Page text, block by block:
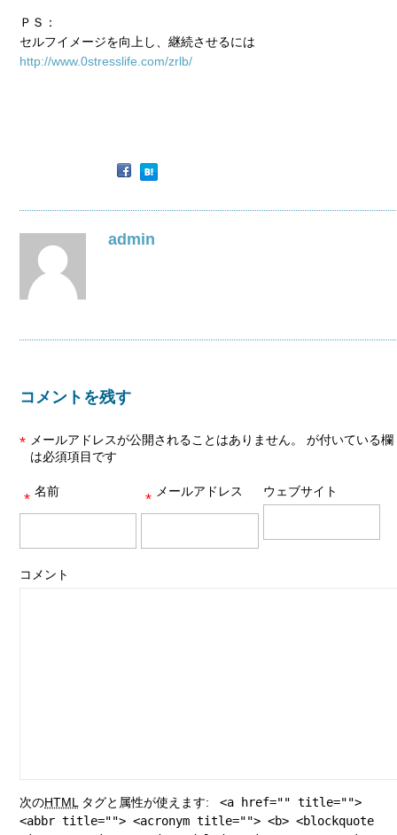
ＰＳ：
セルフイメージを向上し、継続させるには
http://www.0stresslife.com/zrlb/
admin
コメントを残す
メールアドレスが公開されることはありません。
*
が付いている欄
は必須項目です
名前
* メールアドレス
* ウェブサイト
コメント
次のHTML タグと属性が使えます:
<a href="" title="">
<abbr title=""> <acronym title=""> <b> <blockquote